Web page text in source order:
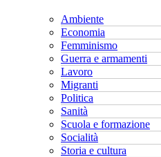
Ambiente
Economia
Femminismo
Guerra e armamenti
Lavoro
Migranti
Politica
Sanità
Scuola e formazione
Socialità
Storia e cultura